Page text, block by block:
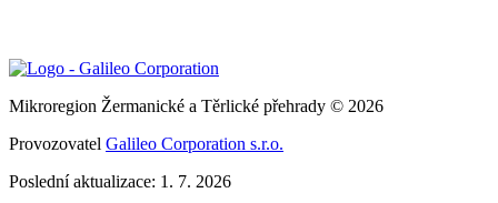
Mikroregion Žermanické a Těrlické přehrady © 2026
Provozovatel Galileo Corporation s.r.o.
Poslední aktualizace: 1. 7. 2026